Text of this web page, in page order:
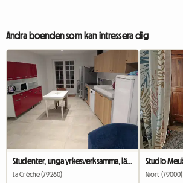
Andra boenden som kan intressera dig
Studenter, unga yrkesverksamma, lärlingar, militär personal, konsulter.
La Crèche (79260) Niort (79000)